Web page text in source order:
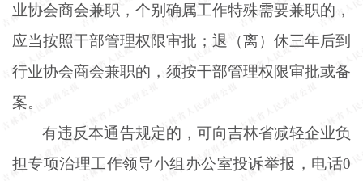
业协会商会兼职，个别确属工作特殊需要兼职的，
应当按照干部管理权限审批；退（离）休三年后到
行业协会商会兼职的，须按干部管理权限审批或备
案。
有违反本通告规定的，可向吉林省减轻企业负
担专项治理工作领导小组办公室投诉举报，电话0